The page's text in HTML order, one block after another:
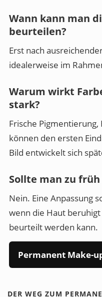
Wann kann man
beurteilen?
Erst nach
idealerweise im
Warum wirkt
stark?
Frische
können den ersten
Bild entwickelt sich
Sollte man zu
Nein. Eine Anpassung
wenn die Haut
beurteilt werden kann.
Permanent Make-
DER WEG ZUM